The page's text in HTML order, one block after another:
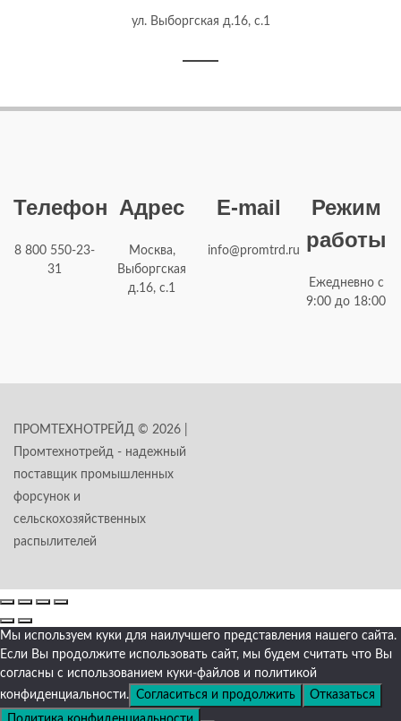
ул. Выборгская д.16, с.1
Телефон
8 800 550-23-
31
Адрес
Москва,
Выборгская
д.16, с.1
E-mail
info@promtrd.ru
Режим
работы
Ежедневно с
9:00 до 18:00
ПРОМТЕХНОТРЕЙД © 2026 |
Промтехнотрейд - надежный
поставщик промышленных
форсунок и
сельскохозяйственных
распылителей
Мы используем куки для наилучшего представления нашего сайта.
Если Вы продолжите использовать сайт, мы будем считать что Вы
согласны с использованием куки-файлов и политикой
конфиденциальности. Согласиться и продолжить
Отказаться